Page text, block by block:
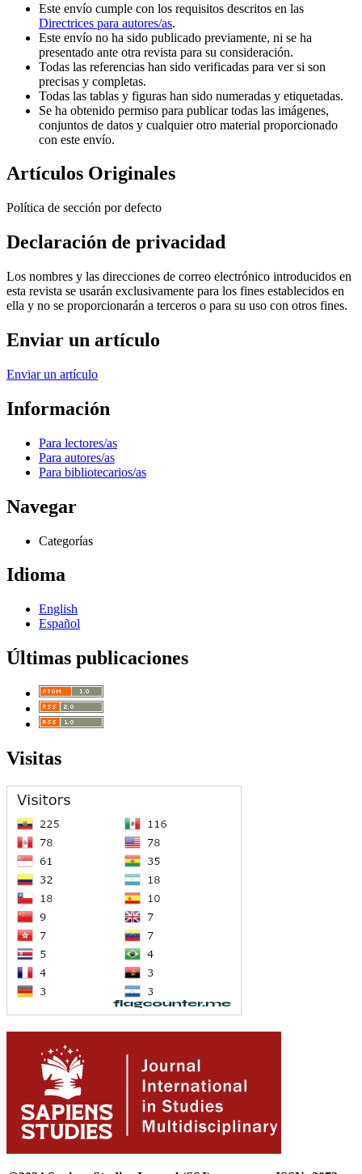
Este envío cumple con los requisitos descritos en las
Directrices para autores/as.
Este envío no ha sido publicado previamente, ni se ha
presentado ante otra revista para su consideración.
Todas las referencias han sido verificadas para ver si son
precisas y completas.
Todas las tablas y figuras han sido numeradas y etiquetadas.
Se ha obtenido permiso para publicar todas las imágenes,
conjuntos de datos y cualquier otro material proporcionado
con este envío.
Artículos Originales
Política de sección por defecto
Declaración de privacidad
Los nombres y las direcciones de correo electrónico introducidos en
esta revista se usarán exclusivamente para los fines establecidos en
ella y no se proporcionarán a terceros o para su uso con otros fines.
Enviar un artículo
Enviar un artículo
Información
Para lectores/as
Para autores/as
Para bibliotecarios/as
Navegar
Categorías
Idioma
English
Español
Últimas publicaciones
Visitas